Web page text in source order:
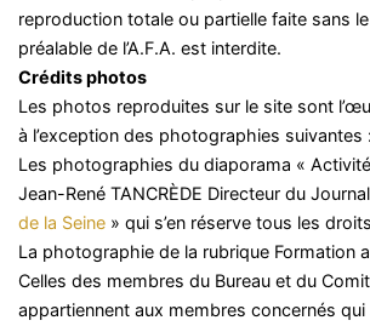
reproduction totale ou partielle faite sans
préalable de l’A.F.A. est interdite.
Crédits photos
Les photos reproduites sur le site sont
à l’exception des photographies suivantes :
Les photographies du diaporama «
Jean-René TANCRÈDE Directeur du
de la Seine » qui s’en réserve tous les
La photographie de la rubrique Formation
Celles des membres du Bureau et du
appartiennent aux membres concernés qui